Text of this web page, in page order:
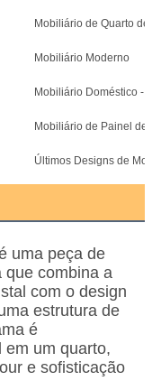
Mobiliário de Quarto de
Mobiliário Moderno
Mobiliário Doméstico -
Mobiliário de Painel de
Últimos Designs de
uma peça de
que combina a
com o design
estrutura de
é
em um quarto,
e sofisticação